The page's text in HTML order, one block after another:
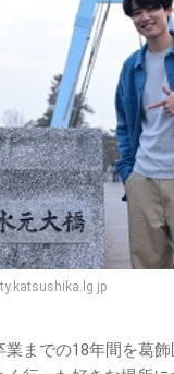
までの18年間を葛